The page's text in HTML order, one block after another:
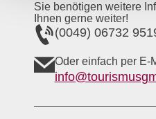
Sie benötigen weitere
Ihnen gerne weiter!
(0049) 06732
Oder einfach per E-